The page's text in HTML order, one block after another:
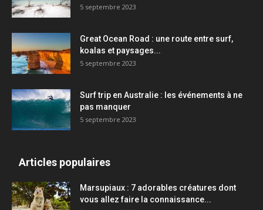
5 septembre 2023
Great Ocean Road : une route entre surf,
koalas et paysages...
5 septembre 2023
Surf trip en Australie : les événements à ne
pas manquer
5 septembre 2023
Articles populaires
Marsupiaux : 7 adorables créatures dont
vous allez faire la connaissance...